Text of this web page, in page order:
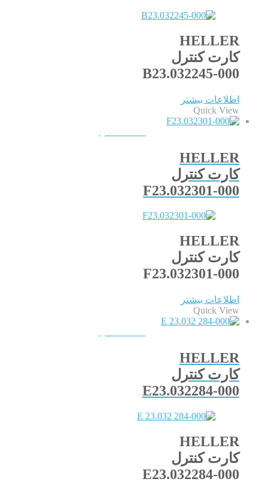
HELLER
کارت کنترل
B23.032245-000
اطلاعات بیشتر
Quick View
HELLER
کارت کنترل
F23.032301-000
HELLER
کارت کنترل
F23.032301-000
اطلاعات بیشتر
Quick View
HELLER
کارت کنترل
E23.032284-000
HELLER
کارت کنترل
E23.032284-000